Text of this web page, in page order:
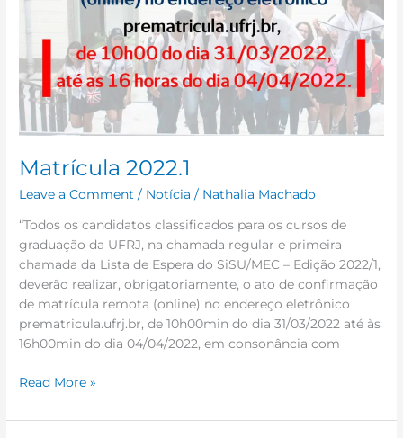
Matrícula 2022.1
Leave a Comment / Notícia / Nathalia Machado
“Todos os candidatos classificados para os cursos de
graduação da UFRJ, na chamada regular e primeira
chamada da Lista de Espera do SiSU/MEC – Edição 2022/1,
deverão realizar, obrigatoriamente, o ato de confirmação
de matrícula remota (online) no endereço eletrônico
prematricula.ufrj.br, de 10h00min do dia 31/03/2022 até às
16h00min do dia 04/04/2022, em consonância com
Read More »